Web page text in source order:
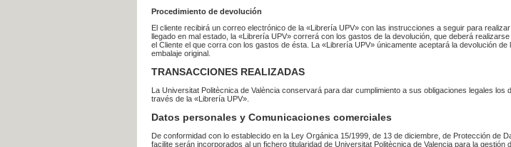
Procedimiento de devolución
El cliente recibirá un correo electrónico de la «Librería UPV» con las instrucciones a seguir para
llegado en mal estado, la «Librería UPV» correrá con los gastos de la devolución, que deberá
el Cliente el que corra con los gastos de ésta. La «Librería UPV» únicamente aceptará la devolución
embalaje original.
TRANSACCIONES REALIZADAS
La Universitat Politècnica de València conservará para dar cumplimiento a sus obligaciones legales
través de la «Librería UPV».
Datos personales y Comunicaciones comerciales
De conformidad con lo establecido en la Ley Orgánica 15/1999, de 13 de diciembre, de Protección de
facilite serán incorporados al un fichero titularidad de Universitat Politècnica de Valencia para la gestión